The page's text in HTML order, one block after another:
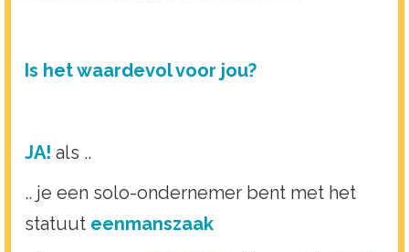
Is het waardevol voor jou?
JA! als ..
.. je een solo-ondernemer bent met het
statuut eenmanszaak